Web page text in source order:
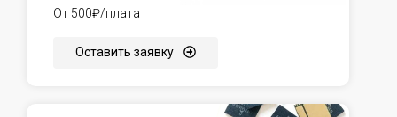
От 500₽/плата
Оставить заявку